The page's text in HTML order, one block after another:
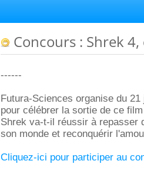
Concours : Shrek
------
Futura-Sciences organise du
pour célébrer la sortie de ce
Shrek va-t-il réussir à repasser
son monde et reconquérir
Cliquez-ici pour participer au